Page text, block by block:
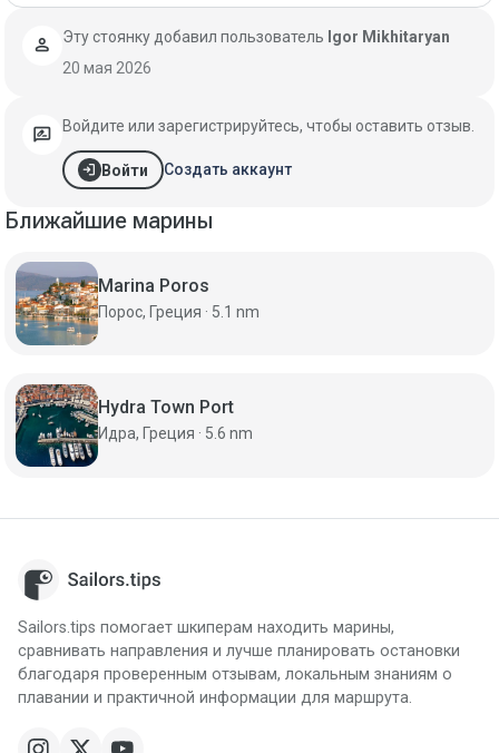
person Эту стоянку добавил пользователь Igor Mikhitaryan
20 мая 2026
rate_review Войдите или зарегистрируйтесь, чтобы оставить отзыв.
login Войти Создать аккаунт
Ближайшие марины
Marina Poros
Порос, Греция · 5.1 nm
Hydra Town Port
Идра, Греция · 5.6 nm
Sailors.tips помогает шкиперам находить марины,
сравнивать направления и лучше планировать остановки
благодаря проверенным отзывам, локальным знаниям о
плавании и практичной информации для маршрута.